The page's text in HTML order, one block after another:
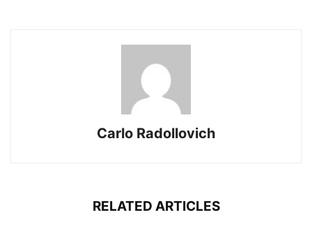
Carlo Radollovich
RELATED ARTICLES